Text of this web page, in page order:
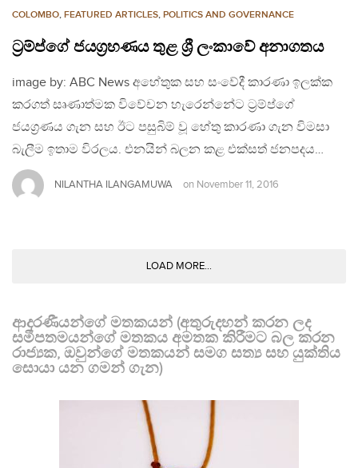
COLOMBO, FEATURED ARTICLES, POLITICS AND GOVERNANCE
ට්‍රම්ප්ගේ ජයග්‍රහණය තුළ ශ්‍රී ලංකාවේ අනාගතය
image by: ABC News අහේතුක සහ සංවේදී කාරණා ඉලක්ක
කරගත් සෘණාත්මක විවේචන හැරෙන්නේට ට්‍රම්ප්ගේ
ජයග්‍රණය ගැන සහ ඊට පසුබිම් වූ හේතු කාරණා ගැන විමසා
බැලීම ඉතාම විරලය. එනයින් බලන කළ එක්සත් ජනපදය…
NILANTHA ILANGAMUWA on November 11, 2016
LOAD MORE...
ආදරණීයන්ගේ මතකයන් (අතුරුදහන් කරන ලද
සමීපතමයන්ගේ මතකය අමතක කිරීමට බල කරන
රාජ්‍යක, ඔවුන්ගේ මතකයන් සමග සත්‍ය සහ යුක්තිය
සොයා යන ගමන් ගැන)